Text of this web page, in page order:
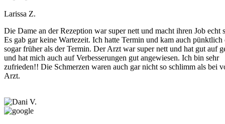
Larissa Z.
Die Dame an der Rezeption war super nett und macht ihren Job echt
Es gab gar keine Wartezeit. Ich hatte Termin und kam auch pünktlich
sogar früher als der Termin. Der Arzt war super nett und hat gut auf
und hat mich auch auf Verbesserungen gut angewiesen. Ich bin sehr
zufrieden!! Die Schmerzen waren auch gar nicht so schlimm als bei
Arzt.